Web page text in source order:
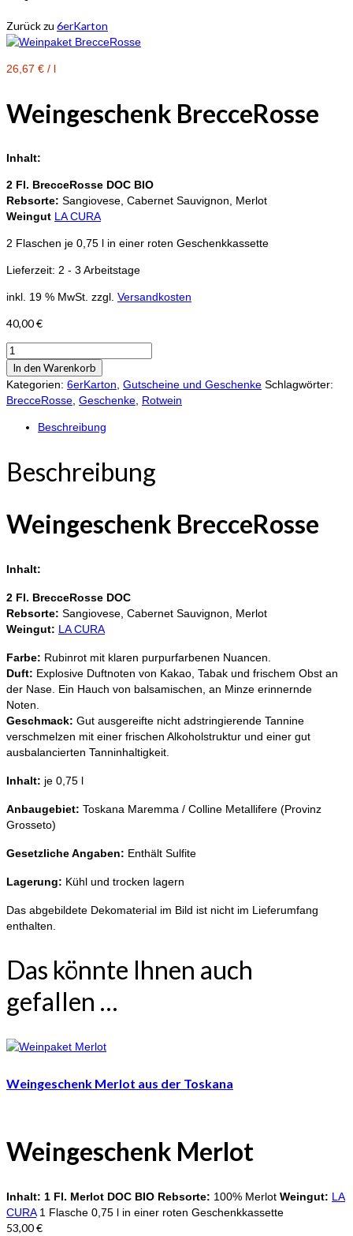
Zurück zu 6erKarton
26,67 € / l
Weingeschenk BrecceRosse
Inhalt:
2 Fl. BrecceRosse DOC BIO
Rebsorte: Sangiovese, Cabernet Sauvignon, Merlot
Weingut LA CURA
2 Flaschen je 0,75 l in einer roten Geschenkkassette
Lieferzeit: 2 - 3 Arbeitstage
inkl. 19 % MwSt. zzgl. Versandkosten
40,00€
Weingeschenk
BrecceRosse
aus
der
Menge
In den Warenkorb
Kategorien: 6erKarton Gutscheine und Geschenke Schlagwörter:
BrecceRosse Geschenke Rotwein
Beschreibung
Beschreibung
Weingeschenk BrecceRosse
Inhalt:
2 Fl. BrecceRosse DOC
Rebsorte: Sangiovese, Cabernet Sauvignon, Merlot
Weingut: LA CURA
Farbe: Rubinrot mit klaren purpurfarbenen Nuancen.
Duft: Explosive Duftnoten von Kakao, Tabak und frischem Obst an
der Nase. Ein Hauch von balsamischen, an Minze erinnernde
Noten.
Geschmack: Gut ausgereifte nicht adstringierende Tannine
verschmelzen mit einer frischen Alkoholstruktur und einer gut
ausbalancierten Tanninhaltigkeit.
Inhalt: je 0,75 l
Anbaugebiet: Toskana Maremma / Colline Metallifere (Provinz
Grosseto)
Gesetzliche Angaben: Enthält Sulfite
Lagerung: Kühl und trocken lagern
Das abgebildete Dekomaterial im Bild ist nicht im Lieferumfang
enthalten.
Das könnte Ihnen auch
gefallen …
Weingeschenk Merlot aus der Toskana
Weingeschenk Merlot
Inhalt: 1 Fl. Merlot DOC BIO Rebsorte: 100% Merlot Weingut: LA
CURA1 Flasche 0,75 l in einer roten Geschenkkassette
53,00€